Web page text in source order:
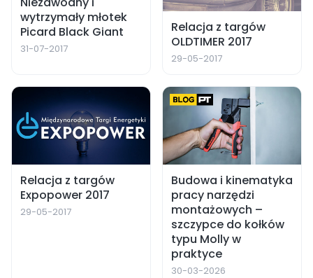
wytrzymały młotek
Picard Black Giant
31-07-2017
Relacja z targów
OLDTIMER 2017
29-05-2017
Relacja z targów
Expopower 2017
29-05-2017
Budowa i kinematyka
pracy narzędzi
montażowych –
szczypce do kołków
typu Molly w
praktyce
30-03-2026